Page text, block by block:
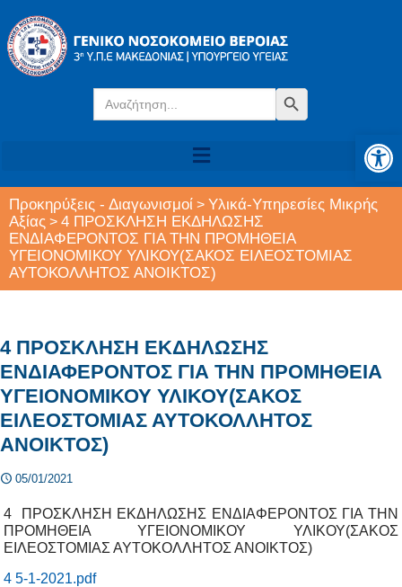
Search
for:
Search Button
Προκηρύξεις - Διαγωνισμοί > Υλικά-Υπηρεσίες Μικρής
Αξίας > 4 ΠΡΟΣΚΛΗΣΗ ΕΚΔΗΛΩΣΗΣ
ΕΝΔΙΑΦΕΡΟΝΤΟΣ ΓΙΑ ΤΗΝ ΠΡΟΜΗΘΕΙΑ
ΥΓΕΙΟΝΟΜΙΚΟΥ ΥΛΙΚΟΥ(ΣΑΚΟΣ ΕΙΛΕΟΣΤΟΜΙΑΣ
ΑΥΤΟΚΟΛΛΗΤΟΣ ΑΝΟΙΚΤΟΣ)
4 ΠΡΟΣΚΛΗΣΗ ΕΚΔΗΛΩΣΗΣ
ΕΝΔΙΑΦΕΡΟΝΤΟΣ ΓΙΑ ΤΗΝ ΠΡΟΜΗΘΕΙΑ
ΥΓΕΙΟΝΟΜΙΚΟΥ ΥΛΙΚΟΥ(ΣΑΚΟΣ
ΕΙΛΕΟΣΤΟΜΙΑΣ ΑΥΤΟΚΟΛΛΗΤΟΣ
ΑΝΟΙΚΤΟΣ)
05/01/2021
4 ΠΡΟΣΚΛΗΣΗ ΕΚΔΗΛΩΣΗΣ ΕΝΔΙΑΦΕΡΟΝΤΟΣ ΓΙΑ ΤΗΝ
ΠΡΟΜΗΘΕΙΑ ΥΓΕΙΟΝΟΜΙΚΟΥ ΥΛΙΚΟΥ(ΣΑΚΟΣ
ΕΙΛΕΟΣΤΟΜΙΑΣ ΑΥΤΟΚΟΛΛΗΤΟΣ ΑΝΟΙΚΤΟΣ)
4 5-1-2021.pdf